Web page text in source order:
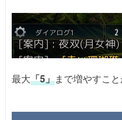
最大「5」まで増やすこと